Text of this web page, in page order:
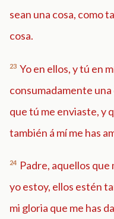
sean una cosa, como
cosa.
23 Yo en ellos, y tú en
consumadamente
que tú me enviaste, y
también á mí me has
24 Padre, aquellos que
yo estoy, ellos estén
mi gloria que me has